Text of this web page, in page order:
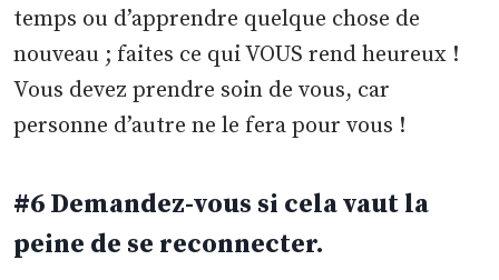
temps ou d’apprendre quelque chose de
nouveau ; faites ce qui VOUS rend heureux !
Vous devez prendre soin de vous, car
personne d’autre ne le fera pour vous !
#6 Demandez-vous si cela vaut la
peine de se reconnecter.